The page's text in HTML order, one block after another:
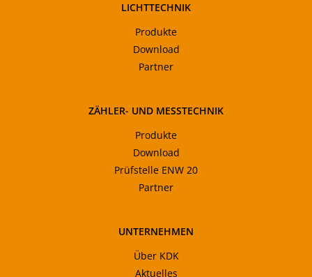
LICHTTECHNIK
Produkte
Download
Partner
ZÄHLER- UND MESSTECHNIK
Produkte
Download
Prüfstelle ENW 20
Partner
UNTERNEHMEN
Über KDK
Aktuelles